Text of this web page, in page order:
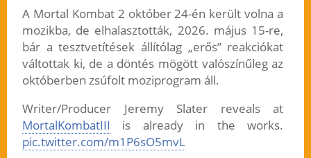
A Mortal Kombat 2 október 24-én került volna a
mozikba, de elhalasztották, 2026. május 15-re,
bár a tesztvetítések állítólag „erős” reakciókat
váltottak ki, de a döntés mögött valószínűleg az
októberben zsúfolt moziprogram áll.
Writer/Producer Jeremy Slater reveals at
MortalKombatIII is already in the works.
pic.twitter.com/m1P6sO5mvL